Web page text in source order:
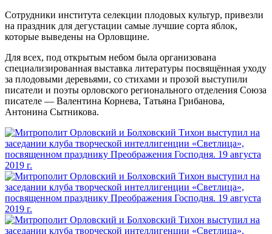
Сотрудники института селекции плодовых культур, привезли
на праздник для дегустации самые лучшие сорта яблок,
которые выведены на Орловщине.
Для всех, под открытым небом была организована
специализированная выставка литературы посвящённая уходу
за плодовыми деревьями, со стихами и прозой выступили
писатели и поэты орловского регионального отделения Союза
писателе — Валентина Корнева, Татьяна Грибанова,
Антонина Сытникова.